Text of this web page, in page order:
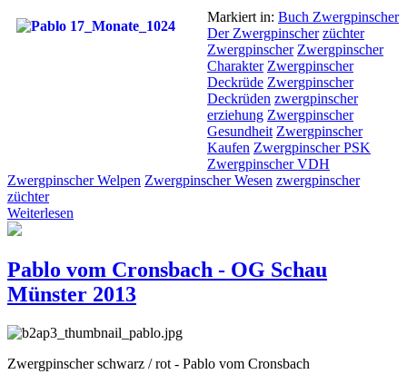
Markiert in: Buch Zwergpinscher
Der Zwergpinscher züchter
Zwergpinscher Zwergpinscher
Charakter Zwergpinscher
Deckrüde Zwergpinscher
Deckrüden zwergpinscher
erziehung Zwergpinscher
Gesundheit Zwergpinscher
Kaufen Zwergpinscher PSK
Zwergpinscher VDH
Zwergpinscher Welpen Zwergpinscher Wesen zwergpinscher
züchter
Weiterlesen
Pablo vom Cronsbach - OG Schau
Münster 2013
Zwergpinscher schwarz / rot - Pablo vom Cronsbach